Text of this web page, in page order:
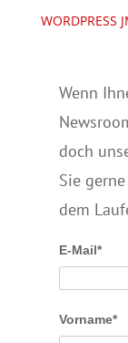
WORDPRESS
Wenn
doch
Sie
dem
E-Mail*
Vorname*